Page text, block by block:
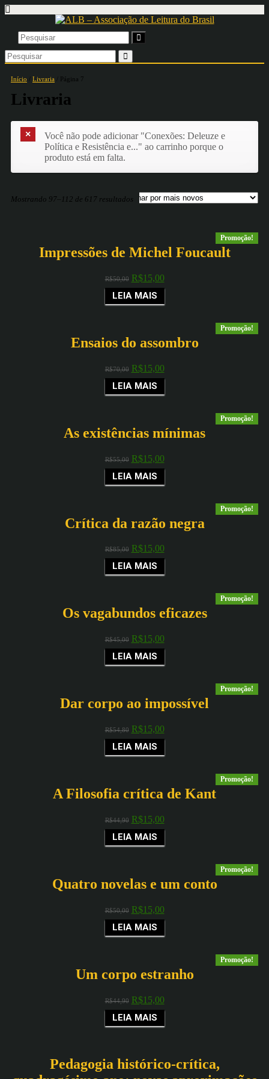
Início Livraria / Página 7
Livraria
Você não pode adicionar "Conexões: Deleuze e
Política e Resistência e..." ao carrinho porque o
produto está em falta.
Mostrando 97–112 de 617 resultados
Promoção!
Impressões de Michel Foucault
R$50,00 R$15,00
LEIA MAIS
Promoção!
Ensaios do assombro
R$70,00 R$15,00
LEIA MAIS
Promoção!
As existências mínimas
R$55,00 R$15,00
LEIA MAIS
Promoção!
Crítica da razão negra
R$85,00 R$15,00
LEIA MAIS
Promoção!
Os vagabundos eficazes
R$45,00 R$15,00
LEIA MAIS
Promoção!
Dar corpo ao impossível
R$54,80 R$15,00
LEIA MAIS
Promoção!
A Filosofia crítica de Kant
R$44,90 R$15,00
LEIA MAIS
Promoção!
Quatro novelas e um conto
R$50,00 R$15,00
LEIA MAIS
Promoção!
Um corpo estranho
R$44,90 R$15,00
LEIA MAIS
Pedagogia histórico-crítica,